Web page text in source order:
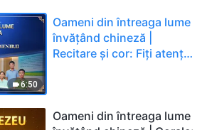
6:50
Oameni din întreaga lume
învățând chineză |
Recitare și cor: Fiți atenți
Oameni din întreaga lume